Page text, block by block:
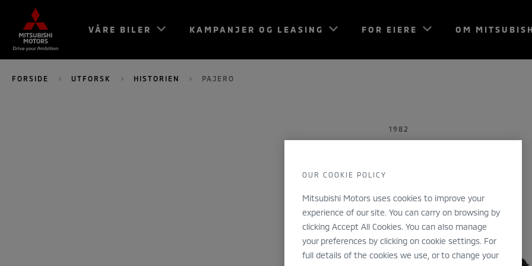
VÅRE BILER KAMPANJER OG LEASING FOR EIERE OM
FORSIDE UTFORSK HISTORIEN PAJERO
1982
Pajero
OUR COOKIE POLICY
Mitsubishi Motors uses cookies to improve your
experience of our site. You can carry on browsing by
clicking Accept All Cookies. You can also manage
your preferences by clicking on cookie settings. For
full details of the cookies we use, or to change your